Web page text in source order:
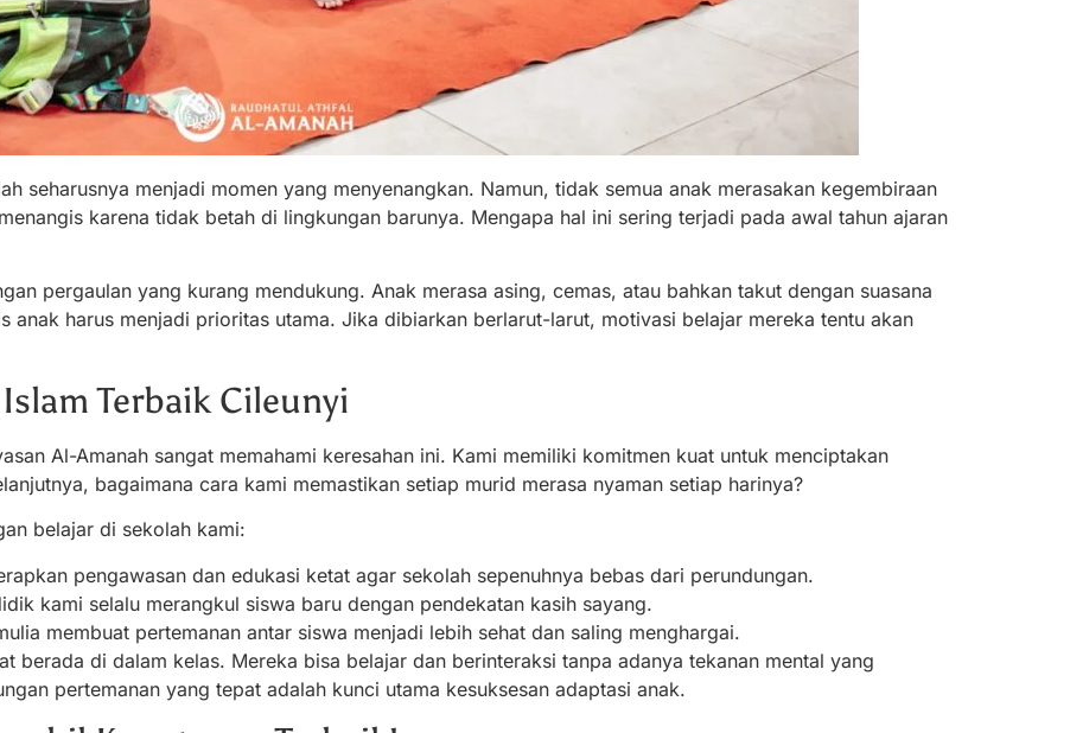
seharusnya menjadi momen yang menyenangkan. Namun, tidak semua anak merasakan kegembiraan
karena tidak betah di lingkungan barunya. Mengapa hal ini sering terjadi pada awal tahun ajaran
pergaulan yang kurang mendukung. Anak merasa asing, cemas, atau bahkan takut dengan suasana
anak harus menjadi prioritas utama. Jika dibiarkan berlarut-larut, motivasi belajar mereka tentu akan
Terbaik Cileunyi
Al-Amanah sangat memahami keresahan ini. Kami memiliki komitmen kuat untuk menciptakan
bagaimana cara kami memastikan setiap murid merasa nyaman setiap harinya?
belajar di sekolah kami:
pengawasan dan edukasi ketat agar sekolah sepenuhnya bebas dari perundungan.
kami selalu merangkul siswa baru dengan pendekatan kasih sayang.
membuat pertemanan antar siswa menjadi lebih sehat dan saling menghargai.
berada di dalam kelas. Mereka bisa belajar dan berinteraksi tanpa adanya tekanan mental yang
pertemanan yang tepat adalah kunci utama kesuksesan adaptasi anak.